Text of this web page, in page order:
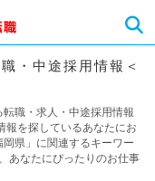
・中途採用情報＜
職・求人・中途採用情報
報を探しているあなたにお
県」に関連するキーワー
あなたにぴったりのお仕事